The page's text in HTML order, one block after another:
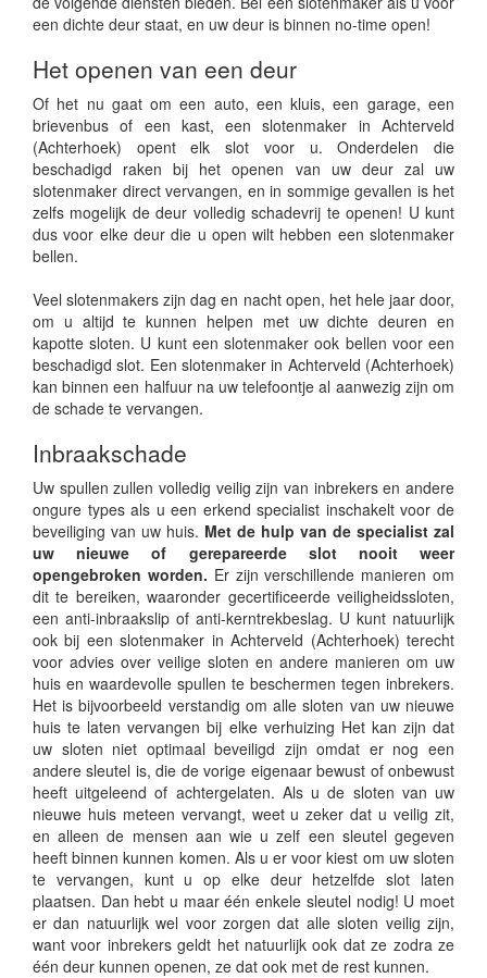
een dichte deur staat, en uw deur is binnen no-time open!
Het openen van een deur
Of het nu gaat om een auto, een kluis, een garage, een
brievenbus of een kast, een slotenmaker in Achterveld
(Achterhoek) opent elk slot voor u. Onderdelen die
beschadigd raken bij het openen van uw deur zal uw
slotenmaker direct vervangen, en in sommige gevallen is het
zelfs mogelijk de deur volledig schadevrij te openen! U kunt
dus voor elke deur die u open wilt hebben een slotenmaker
bellen.
Veel slotenmakers zijn dag en nacht open, het hele jaar door,
om u altijd te kunnen helpen met uw dichte deuren en
kapotte sloten. U kunt een slotenmaker ook bellen voor een
beschadigd slot. Een slotenmaker in Achterveld (Achterhoek)
kan binnen een halfuur na uw telefoontje al aanwezig zijn om
de schade te vervangen.
Inbraakschade
Uw spullen zullen volledig veilig zijn van inbrekers en andere
ongure types als u een erkend specialist inschakelt voor de
beveiliging van uw huis. Met de hulp van de specialist zal
uw nieuwe of gerepareerde slot nooit weer
opengebroken worden. Er zijn verschillende manieren om
dit te bereiken, waaronder gecertificeerde veiligheidssloten,
een anti-inbraakslip of anti-kerntrekbeslag. U kunt natuurlijk
ook bij een slotenmaker in Achterveld (Achterhoek) terecht
voor advies over veilige sloten en andere manieren om uw
huis en waardevolle spullen te beschermen tegen inbrekers.
Het is bijvoorbeeld verstandig om alle sloten van uw nieuwe
huis te laten vervangen bij elke verhuizing Het kan zijn dat
uw sloten niet optimaal beveiligd zijn omdat er nog een
andere sleutel is, die de vorige eigenaar bewust of onbewust
heeft uitgeleend of achtergelaten. Als u de sloten van uw
nieuwe huis meteen vervangt, weet u zeker dat u veilig zit,
en alleen de mensen aan wie u zelf een sleutel gegeven
heeft binnen kunnen komen. Als u er voor kiest om uw sloten
te vervangen, kunt u op elke deur hetzelfde slot laten
plaatsen. Dan hebt u maar één enkele sleutel nodig! U moet
er dan natuurlijk wel voor zorgen dat alle sloten veilig zijn,
want voor inbrekers geldt het natuurlijk ook dat ze zodra ze
één deur kunnen openen, ze dat ook met de rest kunnen.